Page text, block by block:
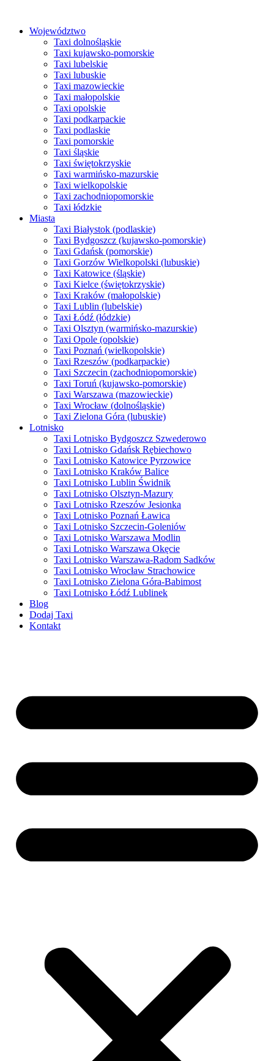
treści
Województwo
Taxi dolnośląskie
Taxi kujawsko-pomorskie
Taxi lubelskie
Taxi lubuskie
Taxi mazowieckie
Taxi małopolskie
Taxi opolskie
Taxi podkarpackie
Taxi podlaskie
Taxi pomorskie
Taxi śląskie
Taxi świętokrzyskie
Taxi warmińsko-mazurskie
Taxi wielkopolskie
Taxi zachodniopomorskie
Taxi łódzkie
Miasta
Taxi Białystok (podlaskie)
Taxi Bydgoszcz (kujawsko-pomorskie)
Taxi Gdańsk (pomorskie)
Taxi Gorzów Wielkopolski (lubuskie)
Taxi Katowice (śląskie)
Taxi Kielce (świętokrzyskie)
Taxi Kraków (małopolskie)
Taxi Lublin (lubelskie)
Taxi Łódź (łódzkie)
Taxi Olsztyn (warmińsko-mazurskie)
Taxi Opole (opolskie)
Taxi Poznań (wielkopolskie)
Taxi Rzeszów (podkarpackie)
Taxi Szczecin (zachodniopomorskie)
Taxi Toruń (kujawsko-pomorskie)
Taxi Warszawa (mazowieckie)
Taxi Wrocław (dolnośląskie)
Taxi Zielona Góra (lubuskie)
Lotnisko
Taxi Lotnisko Bydgoszcz Szwederowo
Taxi Lotnisko Gdańsk Rębiechowo
Taxi Lotnisko Katowice Pyrzowice
Taxi Lotnisko Kraków Balice
Taxi Lotnisko Lublin Świdnik
Taxi Lotnisko Olsztyn-Mazury
Taxi Lotnisko Rzeszów Jesionka
Taxi Lotnisko Poznań Ławica
Taxi Lotnisko Szczecin-Goleniów
Taxi Lotnisko Warszawa Modlin
Taxi Lotnisko Warszawa Okęcie
Taxi Lotnisko Warszawa-Radom Sadków
Taxi Lotnisko Wrocław Strachowice
Taxi Lotnisko Zielona Góra-Babimost
Taxi Lotnisko Łódź Lublinek
Blog
Dodaj Taxi
Kontakt